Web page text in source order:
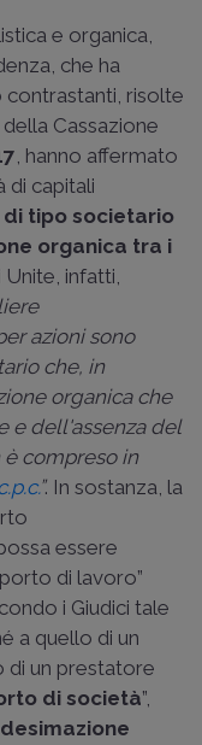
e organica,
che ha
risolte
Cassazione
, hanno affermato
di capitali
tipo societario
organica tra i
infatti,
azioni sono
che, in
organica che
e dell'assenza del
compreso in
”. In sostanza, la
essere
di lavoro”
i Giudici tale
a quello di un
di un prestatore
di società”,